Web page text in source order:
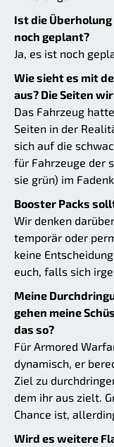
Ist die
noch geplant?
Ja, es ist noch
Wie sieht es mit
aus? Die Seiten
Das Fahrzeug
Seiten in der
sich auf die
für Fahrzeuge der
sie grün) im
Booster Packs
Wir denken
temporär oder
keine
euch, falls sich
Meine
gehen meine
das so?
Für Armored
dynamisch, er
Ziel zu
dem ihr aus zielt.
Chance ist,
Wird es weitere